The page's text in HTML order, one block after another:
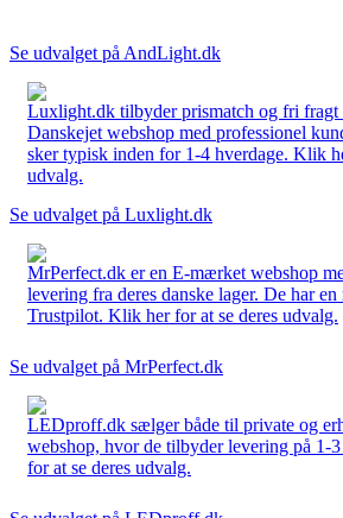
Se udvalget på AndLight.dk
Luxlight.dk tilbyder prismatch og fri fragt
Danskejet webshop med professionel
sker typisk inden for 1-4 hverdage. Klik
udvalg.
Se udvalget på Luxlight.dk
MrPerfect.dk er en E-mærket webshop
levering fra deres danske lager. De har
Trustpilot. Klik her for at se deres udvalg.
Se udvalget på MrPerfect.dk
LEDproff.dk sælger både til private og
webshop, hvor de tilbyder levering på 1-
for at se deres udvalg.